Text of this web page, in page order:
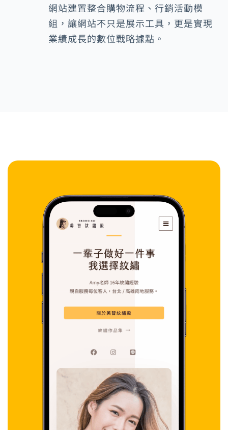
網站建置整合購物流程、行銷活動模
組，讓網站不只是展示工具，更是實現
業績成長的數位戰略據點。